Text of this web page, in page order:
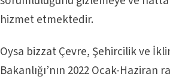
hizmet etmektedir.
Oysa bizzat Çevre, Şehircilik ve
Bakanlığı’nın 2022 Ocak-Haziran